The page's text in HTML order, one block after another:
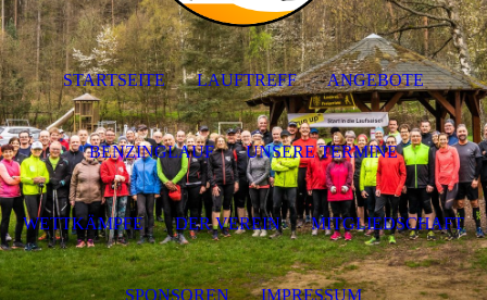
STARTSEITE LAUFTREFF ANGEBOTE
BENZINGLAUF UNSERE TERMINE
WETTKÄMPFE DER VEREIN MITGLIEDSCHAFT
SPONSOREN IMPRESSUM